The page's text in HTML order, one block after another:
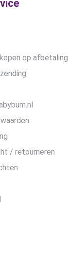
op afbetaling
/ retourneren